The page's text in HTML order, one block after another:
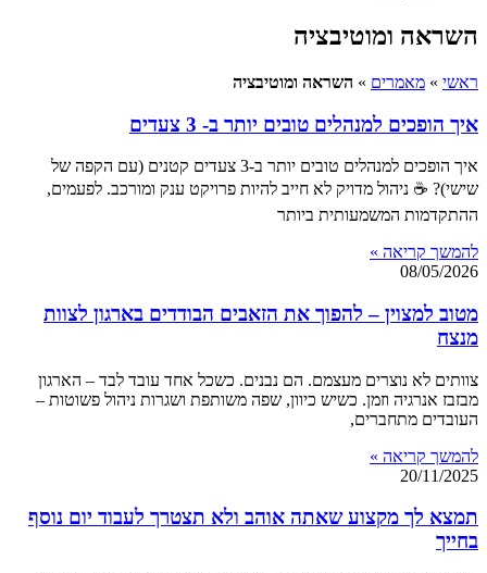
השראה ומוטיבציה
ראשי » מאמרים » השראה ומוטיבציה
איך הופכים למנהלים טובים יותר ב- 3 צעדים
איך הופכים למנהלים טובים יותר ב-3 צעדים קטנים (עם הקפה של
שישי)? ☕ ניהול מדויק לא חייב להיות פרויקט ענק ומורכב. לפעמים,
ההתקדמות המשמעותית ביותר
להמשך קריאה »
08/05/2026
מטוב למצוין – להפוך את הזאבים הבודדים בארגון לצוות
מנצח
צוותים לא נוצרים מעצמם. הם נבנים. כשכל אחד עובד לבד – הארגון
מבזבז אנרגיה וזמן. כשיש כיוון, שפה משותפת ושגרות ניהול פשוטות –
העובדים מתחברים,
להמשך קריאה »
20/11/2025
תמצא לך מקצוע שאתה אוהב ולא תצטרך לעבוד יום נוסף
בחייך